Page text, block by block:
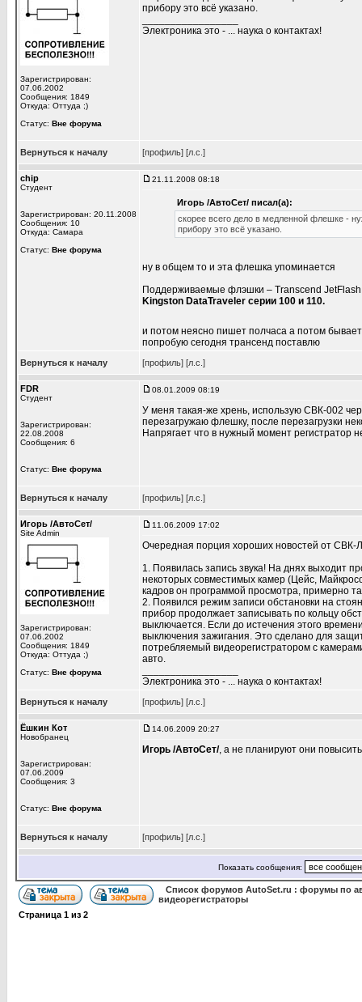
Зарегистрирован:
07.06.2002
Сообщения: 1849
Откуда: Оттуда ;)
Статус: Вне форума
прибору это всё указано.
Электроника это - ... наука о контактах!
Вернуться к началу [профиль] [л.с.]
chip
Студент
Зарегистрирован: 20.11.2008
Сообщения: 10
Откуда: Самара
Статус: Вне форума
21.11.2008 08:18
Игорь /АвтоСет/ писал(а):
скорее всего дело в медленной флешке -
прибору это всё указано.
ну в общем то и эта флешка упоминается
Поддерживаемые флэшки – Transcend JetFlash
Kingston DataTraveler серии 100 и 110.
и потом неясно пишет полчаса а потом
попробую сегодня трансенд поставлю
Вернуться к началу [профиль] [л.с.]
FDR
Студент
Зарегистрирован:
22.08.2008
Сообщения: 6
Статус: Вне форума
08.01.2009 08:19
У меня такая-же хрень, использую СВК-002
перезагружаю флешку, после перезагрузки
Напрягает что в нужный момент регистратор
Вернуться к началу [профиль] [л.с.]
Игорь /АвтоСет/
Site Admin
Зарегистрирован:
07.06.2002
Сообщения: 1849
Откуда: Оттуда ;)
Статус: Вне форума
11.06.2009 17:02
Очередная порция хороших новостей от СВК-
1. Появилась запись звука! На днях выходит
некоторых совместимых камер (Цейс,
кадров он программой просмотра, примерно
2. Появился режим записи обстановки на
прибор продолжает записывать по кольцу
выключается. Если до истечения этого
выключения зажигания. Это сделано для
потребляемый видеорегистратором с
авто.
Электроника это - ... наука о контактах!
Вернуться к началу [профиль] [л.с.]
Ёшкин Кот
Новобранец
Зарегистрирован:
07.06.2009
Сообщения: 3
Статус: Вне форума
14.06.2009 20:27
Игорь /АвтоСет/, а не планируют они
Вернуться к началу [профиль] [л.с.]
Показать сообщения:
Список форумов AutoSet.ru : форумы по
видеорегистраторы
Страница 1 из 2